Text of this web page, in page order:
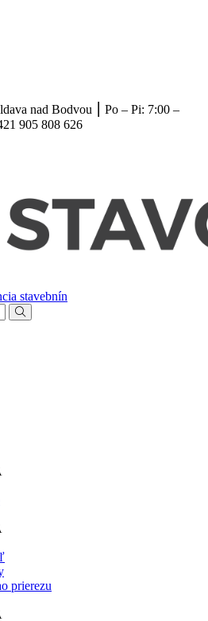
nad Bodvou ⎮ Po – Pi: 7:00 –
905 808 626
prierezu